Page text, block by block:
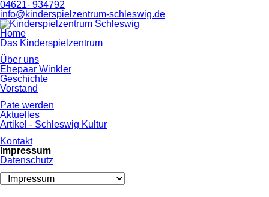
04621- 934792
info@kinderspielzentrum-schleswig.de
Navigation
überspringen
Home
Das Kinderspielzentrum
Über uns
Ehepaar Winkler
Geschichte
Vorstand
Pate werden
Aktuelles
Artikel - Schleswig Kultur
Kontakt
Impressum
Datenschutz
Zielseite